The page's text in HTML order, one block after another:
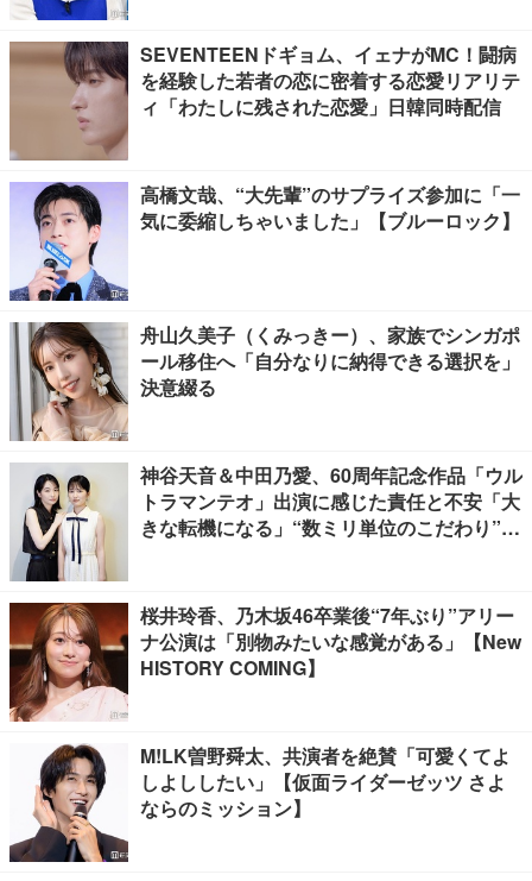
SEVENTEENドギョム、イェナがMC！闘病
を経験した若者の恋に密着する恋愛リアリテ
ィ「わたしに残された恋愛」日韓同時配信
高橋文哉、“大先輩”のサプライズ参加に「一
気に委縮しちゃいました」【ブルーロック】
舟山久美子（くみっきー）、家族でシンガポ
ール移住へ「自分なりに納得できる選択を」
決意綴る
神谷天音＆中田乃愛、60周年記念作品「ウル
トラマンテオ」出演に感じた責任と不安「大
きな転機になる」“数ミリ単位のこだわり”特
桜井玲香、乃木坂46卒業後“7年ぶり”アリー
ナ公演は「別物みたいな感覚がある」【New
HISTORY COMING】
M!LK曽野舜太、共演者を絶賛「可愛くてよ
しよししたい」【仮面ライダーゼッツ さよ
ならのミッション】